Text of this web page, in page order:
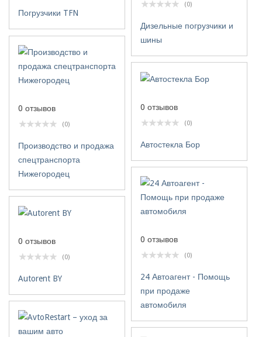
(0)
Дизельные погрузчики и
шины
Погрузчики TFN
0 отзывов
(0)
Производство и продажа
спецтранспорта
Нижегородец
0 отзывов
(0)
Автостекла Бор
0 отзывов
(0)
24 Автоагент - Помощь
при продаже
автомобиля
0 отзывов
(0)
Autorent BY